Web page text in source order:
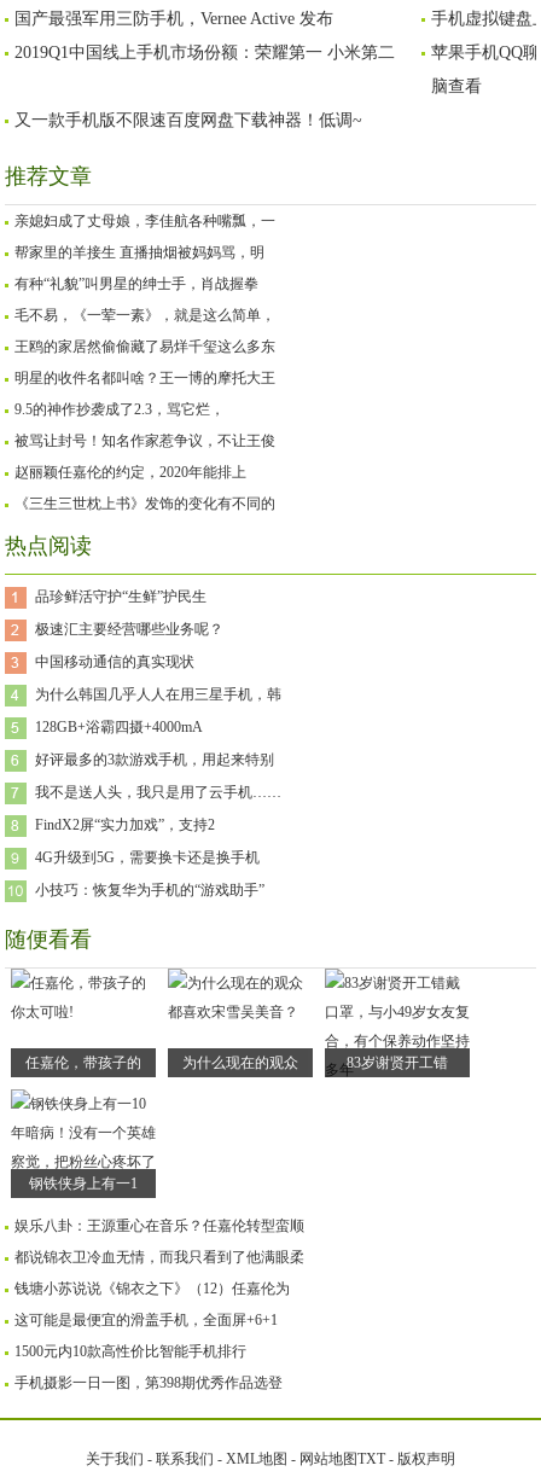
义，道具老师团队很用
心
想好了吗？
国产最强军用三防手机，Vernee Active 发布
手机虚拟键盘
2019Q1中国线上手机市场份额：荣耀第一 小米第二
苹果手机QQ
脑查看
又一款手机版不限速百度网盘下载神器！低调~
推荐文章
亲媳妇成了丈母娘，李佳航各种嘴瓢，一
帮家里的羊接生 直播抽烟被妈妈骂，明
有种“礼貌”叫男星的绅士手，肖战握拳
毛不易，《一荤一素》，就是这么简单，
王鸥的家居然偷偷藏了易烊千玺这么多东
明星的收件名都叫啥？王一博的摩托大王
9.5的神作抄袭成了2.3，骂它烂，
被骂让封号！知名作家惹争议，不让王俊
赵丽颖任嘉伦的约定，2020年能排上
《三生三世枕上书》发饰的变化有不同的
热点阅读
品珍鲜活守护“生鲜”护民生
极速汇主要经营哪些业务呢？
中国移动通信的真实现状
为什么韩国几乎人人在用三星手机，韩
128GB+浴霸四摄+4000mA
好评最多的3款游戏手机，用起来特别
我不是送人头，我只是用了云手机……
FindX2屏“实力加戏”，支持2
4G升级到5G，需要换卡还是换手机
小技巧：恢复华为手机的“游戏助手”
随便看看
任嘉伦，带孩子的 为什么现在的观众 83岁谢贤开工错
钢铁侠身上有一1
娱乐八卦：王源重心在音乐？任嘉伦转型蛮顺
都说锦衣卫冷血无情，而我只看到了他满眼柔
钱塘小苏说说《锦衣之下》（12）任嘉伦为
这可能是最便宜的滑盖手机，全面屏+6+1
1500元内10款高性价比智能手机排行
手机摄影一日一图，第398期优秀作品选登
关于我们 - 联系我们 - XML地图 - 网站地图TXT- 版权声明